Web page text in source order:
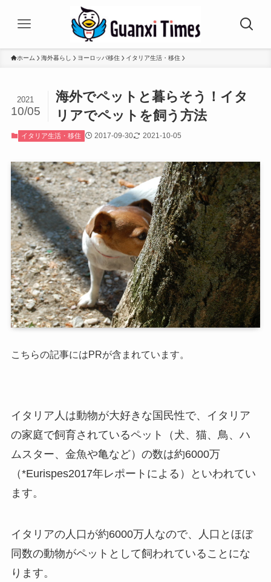
ホーム 海外暮らし ヨーロッパ移住 イタリア生活・移住
海外でペットと暮らそう！イタ
リアでペットを飼う方法
2021
10/05
イタリア生活・移住 2017-09-30 2021-10-05
こちらの記事にはPRが含まれています。
イタリア人は動物が大好きな国民性で、イタリア
の家庭で飼育されているペット（犬、猫、鳥、ハ
ムスター、金魚や亀など）の数は約6000万
（*Eurispes2017年レポートによる）といわれてい
ます。
イタリアの人口が約6000万人なので、人口とほぼ
同数の動物がペットとして飼われていることにな
ります。